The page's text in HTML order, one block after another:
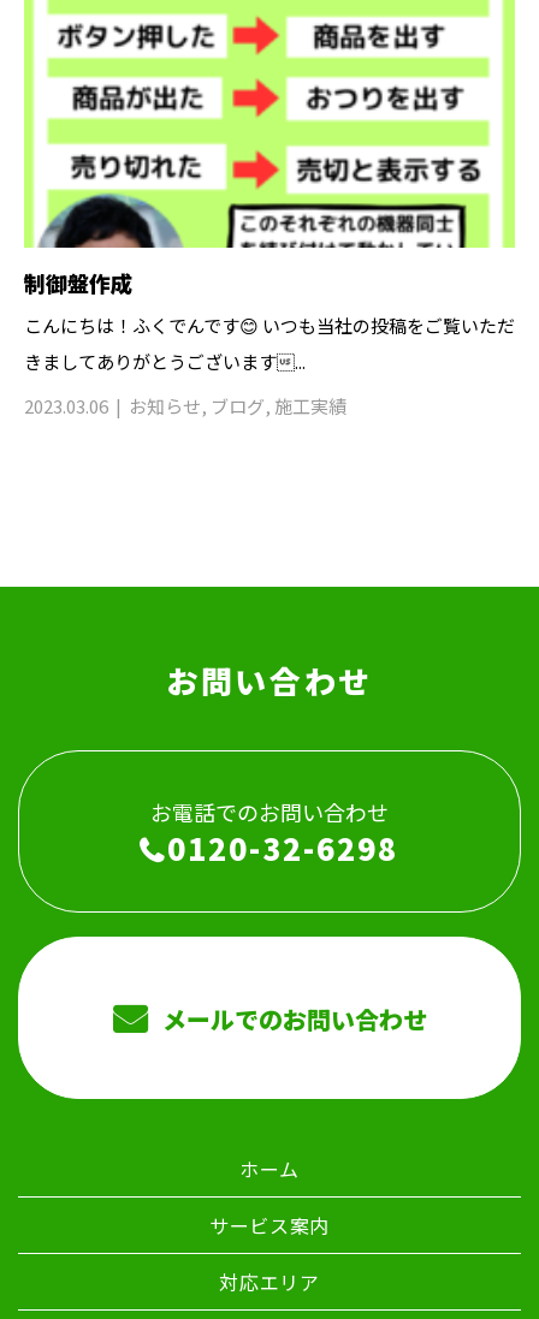
制御盤作成
こんにちは！ふくでんです😊 いつも当社の投稿をご覧いただ
きましてありがとうございます...
2023.03.06
お知らせ, ブログ, 施工実績
お問い合わせ
お電話でのお問い合わせ
0120-32-6298
メールでのお問い合わせ
ホーム
サービス案内
対応エリア